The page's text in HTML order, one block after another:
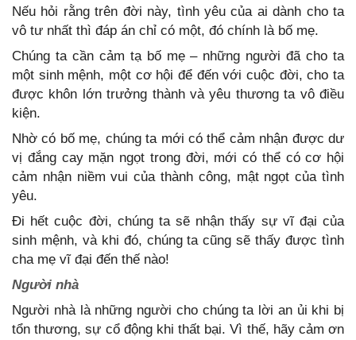
Nếu hỏi rằng trên đời này, tình yêu của ai dành cho ta
vô tư nhất thì đáp án chỉ có một, đó chính là bố mẹ.
Chúng ta cần cảm tạ bố mẹ – những người đã cho ta
một sinh mệnh, một cơ hội để đến với cuộc đời, cho ta
được khôn lớn trưởng thành và yêu thương ta vô điều
kiện.
Nhờ có bố mẹ, chúng ta mới có thể cảm nhận được dư
vị đắng cay mặn ngọt trong đời, mới có thể có cơ hội
cảm nhận niềm vui của thành công, mật ngọt của tình
yêu.
Đi hết cuộc đời, chúng ta sẽ nhận thấy sự vĩ đại của
sinh mệnh, và khi đó, chúng ta cũng sẽ thấy được tình
cha mẹ vĩ đại đến thế nào!
Người nhà
Người nhà là những người cho chúng ta lời an ủi khi bị
tổn thương, sự cổ động khi thất bại. Vì thế, hãy cảm ơn